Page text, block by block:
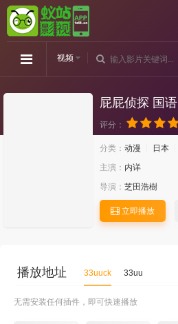
视频
屁屁侦探 国语
评分：
分类： 动漫 日本
主演： 内详
导演： 芝田浩樹
立即播放
播放地址 33uuck 33uu
无需安装任何插件，即可快速播放